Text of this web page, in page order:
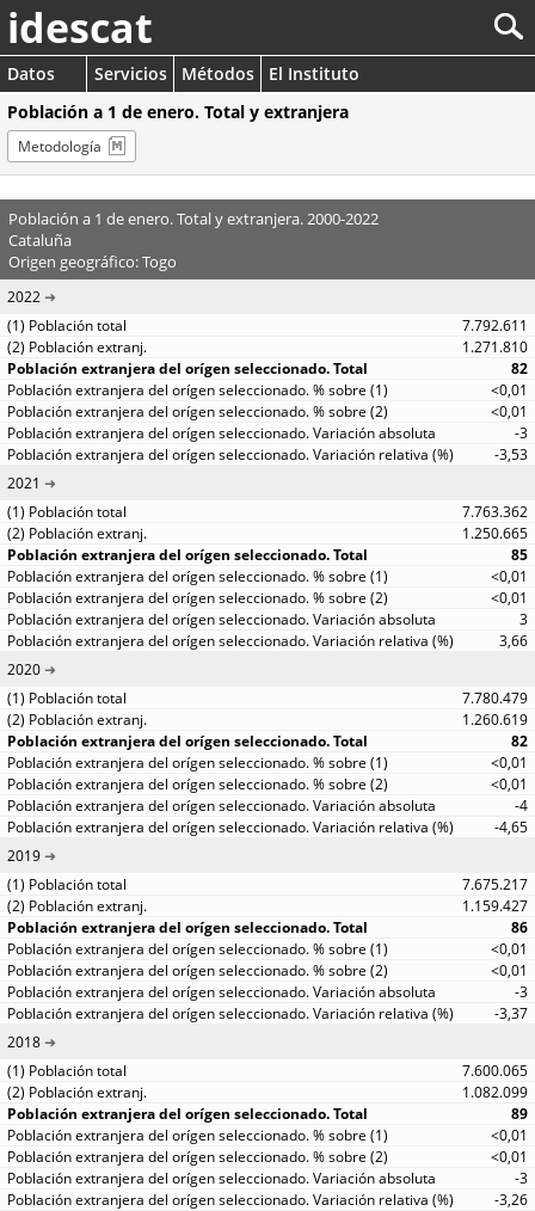
idescat
Datos Servicios Métodos
El Instituto
Población a 1 de enero. Total y extranjera
Metodología
Población a 1 de enero. Total y extranjera. 2000-2022
Cataluña
Origen geográfico: Togo
2022
7.792.611
1.271.810
82
<0,01
<0,01
-3
-3,53
2021
7.763.362
1.250.665
85
<0,01
<0,01
3
3,66
2020
7.780.479
1.260.619
82
<0,01
<0,01
-4
-4,65
2019
7.675.217
1.159.427
86
<0,01
<0,01
-3
-3,37
2018
7.600.065
1.082.099
89
<0,01
<0,01
-3
-3,26